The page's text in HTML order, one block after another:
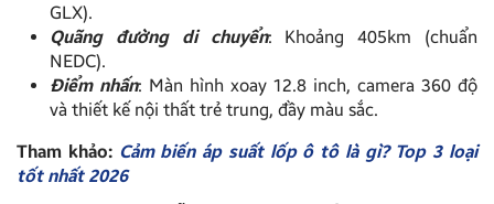
GLX).
Quãng đường di chuyển: Khoảng 405km (chuẩn
NEDC).
Điểm nhấn: Màn hình xoay 12.8 inch, camera 360 độ
và thiết kế nội thất trẻ trung, đầy màu sắc.
Tham khảo: Cảm biến áp suất lốp ô tô là gì? Top 3 loại
tốt nhất 2026